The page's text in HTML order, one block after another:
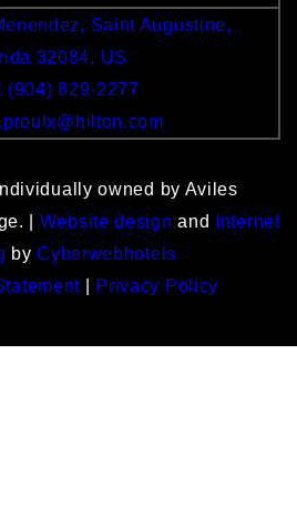
Saint Augustine,
32084, US
(904) 829-2277
owned by Aviles
| Website design and
Internet
byCyberwebhotels
Privacy Policy